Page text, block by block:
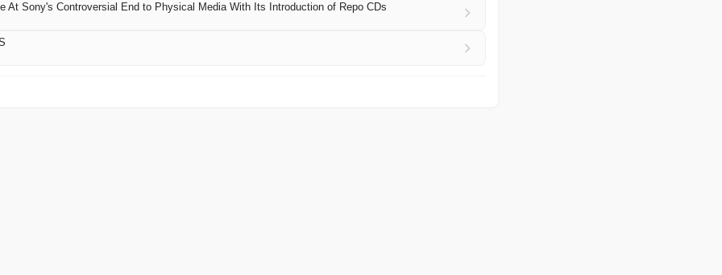
At Sony's Controversial End to Physical Media With Its Introduction of Repo CDs